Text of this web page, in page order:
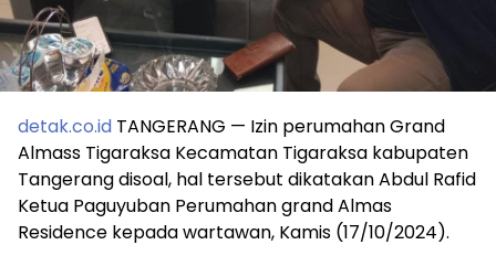
detak.co.id TANGERANG — Izin perumahan Grand
Almass Tigaraksa Kecamatan Tigaraksa kabupaten
Tangerang disoal, hal tersebut dikatakan Abdul Rafid
Ketua Paguyuban Perumahan grand Almas
Residence kepada wartawan, Kamis (17/10/2024).